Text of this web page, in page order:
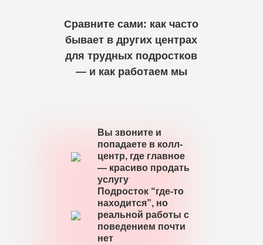
Сравните сами: как часто
бывает в других центрах
для трудных подростков
— и как работаем мы
Вы звоните и
попадаете в колл-
центр, где главное
— красиво продать
услугу
Подросток “где-то
находится”, но
реальной работы с
поведением почти
нет